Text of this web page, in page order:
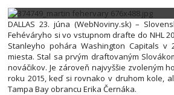
DALLAS 23. júna (WebNoviny.sk) –
Fehéváryho si vo vstupnom drafte do NHL
Stanleyho pohára Washington Capitals v
miesta. Stal sa prvým draftovaným
nováčikov. Je zároveň najvyššie zvoleným
roku 2015, keď si rovnako v druhom kole,
Tampa Bay obrancu Erika Černáka.